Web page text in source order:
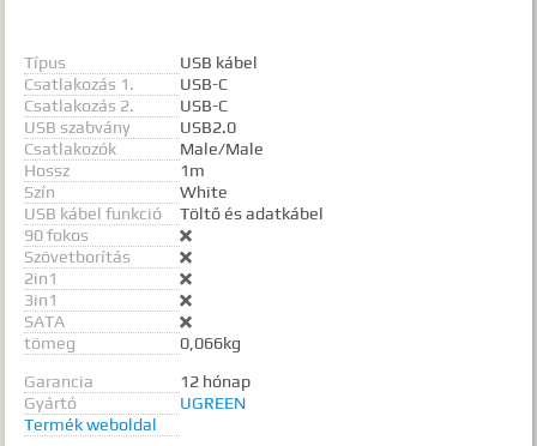
Típus
USB kábel
Csatlakozás 1.
USB-C
Csatlakozás 2.
USB-C
USB szabvány
USB2.0
Csatlakozók
Male/Male
Hossz
1m
Szín
White
USB kábel funkció
Töltő és adatkábel
90 fokos

Szövetborítás 
2in1 
3in1 
SATA 
tömeg
0,066kg
Garancia
12 hónap
Gyártó
UGREEN
Termék weboldal